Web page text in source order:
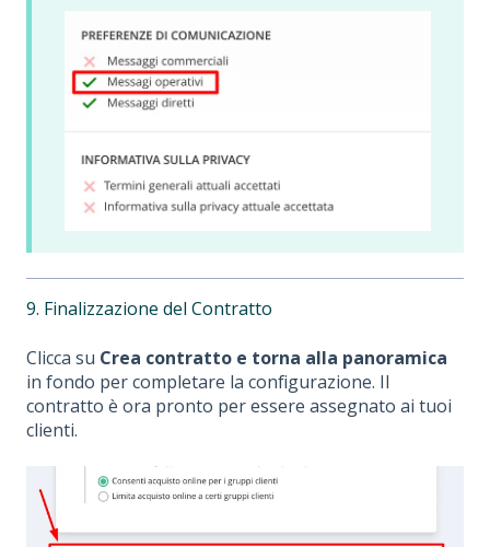
9. Finalizzazione del Contratto
Clicca su Crea contratto e torna alla panoramica
in fondo per completare la configurazione. Il
contratto è ora pronto per essere assegnato ai tuoi
clienti.